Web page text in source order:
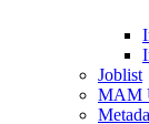
Joblist
MAM